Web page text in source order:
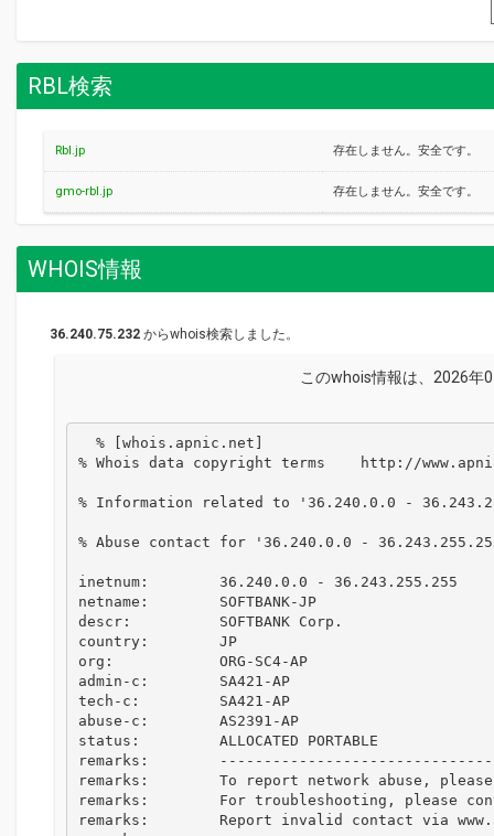
RBL検索
Rbl.jp 存在しません。安全です。
gmo-rbl.jp 存在しません。安全です。
WHOIS情報
36.240.75.232 からwhois検索しました。
このwhois情報は、2026年
% Whois data copyright terms    http://
% Information related to '36.240.0.0 -
% Abuse contact for '36.240.0.0 -
inetnum:        36.240.0.0 - 36.243.255.255
netname:        SOFTBANK-JP
descr:          SOFTBANK Corp.
country:        JP
org:            ORG-SC4-AP
admin-c:        SA421-AP
tech-c:         SA421-AP
abuse-c:        AS2391-AP
status:         ALLOCATED PORTABLE
remarks:
remarks:        To report network abuse,
remarks:        For troubleshooting, please
remarks:        Report invalid contact via